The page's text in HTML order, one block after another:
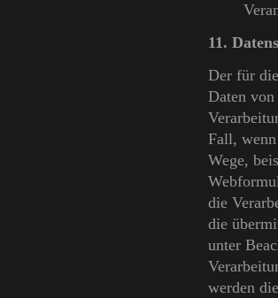
11.
Der für
Daten
Fall,
Wege,
die
die
unter
werden